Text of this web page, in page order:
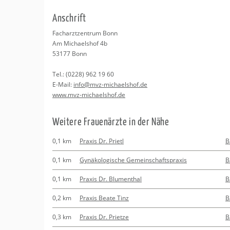
Beratung
Kurse
Regionale Tipps
An­schrift
Fach­arzt­zen­trum Bonn
Am Mi­cha­els­hof 4b
53177 Bonn
Tel.:(0228) 962 19 60
E-Mail: info@​mvz-​michaelshof.​de
www.​mvz-​michaelshof.​de
Wei­te­re Frau­en­ärz­te in der Nähe
0,1 km Praxis Dr. Prietl
0,1 km Gynäkologische Gemeinschaftspraxis
0,1 km Praxis Dr. Blumenthal
0,2 km Praxis Beate Tinz
0,3 km Praxis Dr. Prietze